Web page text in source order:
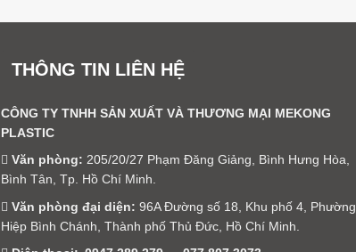
THÔNG TIN LIÊN HỆ
CÔNG TY TNHH SẢN XUẤT VÀ THƯƠNG MẠI MEKONG
PLASTIC
Văn phòng: 205/20/27 Phạm Đăng Giảng, Bình Hưng Hòa,
Bình Tân, Tp. Hồ Chí Minh.
Văn phòng đại diện: 96A Đường số 18, Khu phố 4, Phường
Hiệp Bình Chánh, Thành phố Thủ Đức, Hồ Chí Minh.